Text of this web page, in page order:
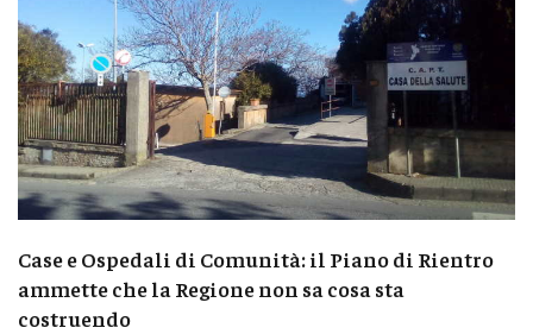
Case e Ospedali di Comunità: il Piano di Rientro
ammette che la Regione non sa cosa sta
costruendo